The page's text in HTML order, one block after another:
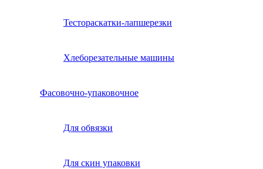
Тестораскатки-лапшерезки
Хлеборезательные машины
Фасовочно-упаковочное
Для обвязки
Для скин упаковки